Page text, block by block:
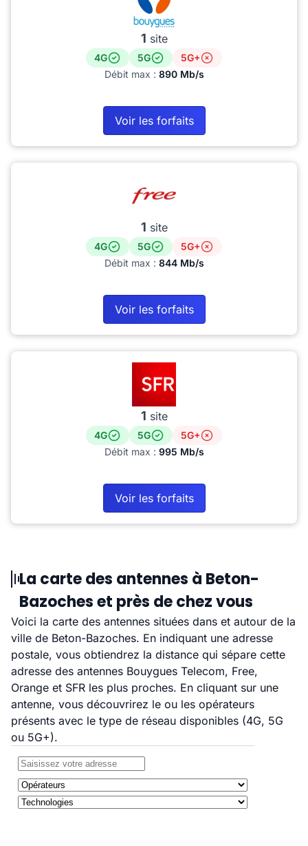
1 site
4G 5G
5G+
Débit max : 890 Mb/s
Voir les forfaits
1 site
4G 5G
5G+
Débit max : 844 Mb/s
Voir les forfaits
1 site
4G 5G
5G+
Débit max : 995 Mb/s
Voir les forfaits
La carte des antennes à Beton-
Bazoches et près de chez vous
Voici la carte des antennes situées dans et autour de la
ville de Beton-Bazoches. En indiquant une adresse
postale, vous obtiendrez la distance qui sépare cette
adresse des antennes Bouygues Telecom, Free,
Orange et SFR les plus proches. En cliquant sur une
antenne, vous découvrirez le ou les opérateurs
présents avec le type de réseau disponibles (4G, 5G
ou 5G+).